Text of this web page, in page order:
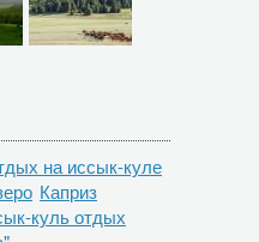
на иссык-куле
Каприз
куль отдых